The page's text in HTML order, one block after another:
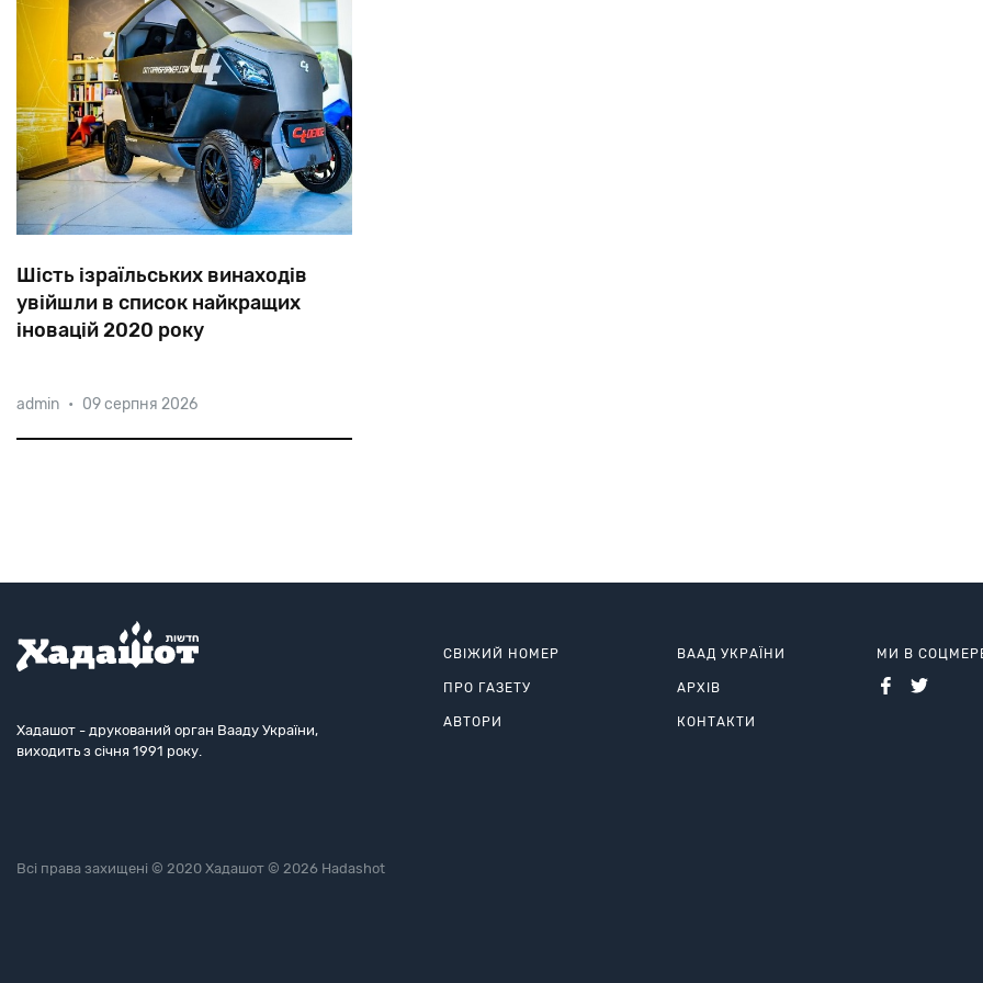
Шість ізраїльських винаходів
увійшли в список найкращих
іновацій 2020 року
відмічені перші в світі роботизованні
вулики, складане автокрісло, яке
admin • 09 серпня 2026
Хадашот - друкований орган Вааду України,
виходить з січня 1991 року.
СВІЖИЙ НОМЕР
ПРО ГАЗЕТУ
АВТОРИ
ВААД УКРАЇНИ
АРХІВ
КОНТАКТИ
МИ В
Всі права захищені © 2020 Хадашот © 2026 Hadashot